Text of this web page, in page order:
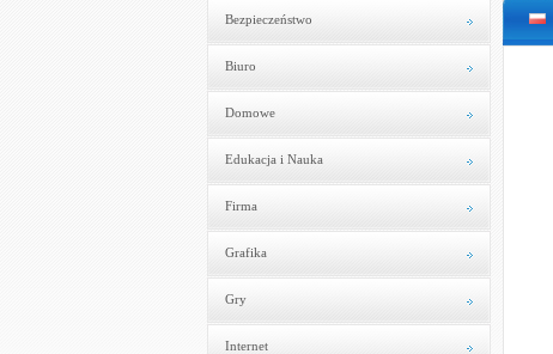
Bezpieczeństwo
Biuro
Domowe
Edukacja i Nauka
Firma
Grafika
Gry
Internet